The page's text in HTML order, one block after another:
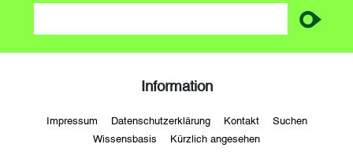
newsletter
Information
Impressum Datenschutzerklärung Kontakt Suchen
Wissensbasis Kürzlich angesehen